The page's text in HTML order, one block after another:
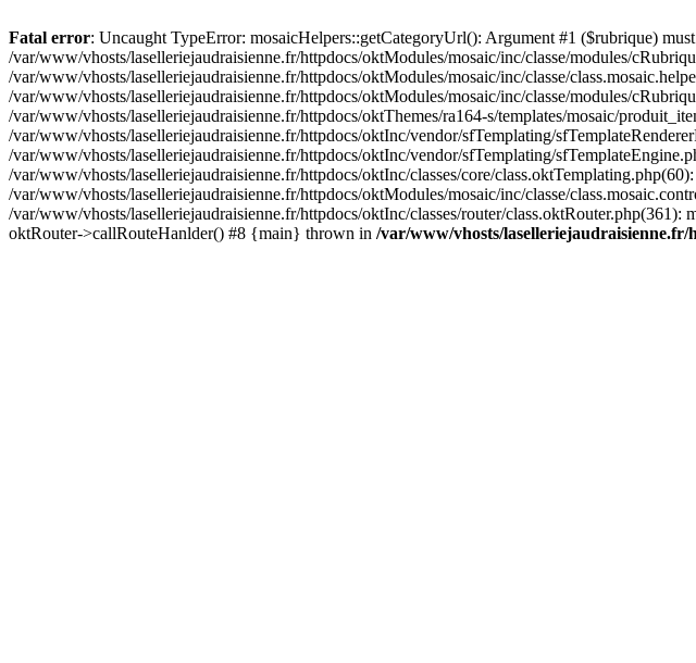
Fatal error: Uncaught TypeError: mosaicHelpers::getCategoryUrl(): Argument #1 ($rubrique)
/var/www/vhosts/laselleriejaudraisienne.fr/httpdocs/oktModules/mosaic/inc/classe/modules/
/var/www/vhosts/laselleriejaudraisienne.fr/httpdocs/oktModules/mosaic/inc/classe/
/var/www/vhosts/laselleriejaudraisienne.fr/httpdocs/oktModules/mosaic/inc/classe/modules/
/var/www/vhosts/laselleriejaudraisienne.fr/httpdocs/oktThemes/ra164-s/templates/mosaic/
/var/www/vhosts/laselleriejaudraisienne.fr/httpdocs/oktInc/vendor/sfTemplating/
/var/www/vhosts/laselleriejaudraisienne.fr/httpdocs/oktInc/vendor/sfTemplating/
/var/www/vhosts/laselleriejaudraisienne.fr/httpdocs/oktInc/classes/core/
/var/www/vhosts/laselleriejaudraisienne.fr/httpdocs/oktModules/mosaic/inc/classe/
/var/www/vhosts/laselleriejaudraisienne.fr/httpdocs/oktInc/classes/router/
oktRouter->callRouteHanlder() #8 {main} thrown in /var/www/vhosts/laselleriejaudraisienne.fr/